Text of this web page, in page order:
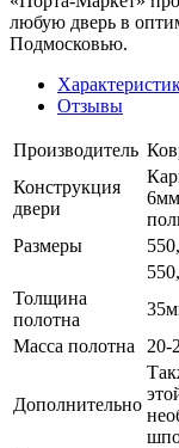
любую дверь в
Подмосковью.
Отзывы
Производитель
Конструкция
двери
Размеры
Толщина
полотна
Масса полотна
20-
Дополнительно